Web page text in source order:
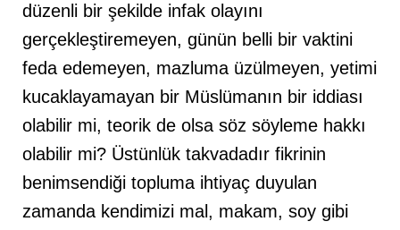
düzenli bir şekilde infak olayını
gerçekleştiremeyen, günün belli bir vaktini
feda edemeyen, mazluma üzülmeyen, yetimi
kucaklayamayan bir Müslümanın bir iddiası
olabilir mi, teorik de olsa söz söyleme hakkı
olabilir mi? Üstünlük takvadadır fikrinin
benimsendiği topluma ihtiyaç duyulan
zamanda kendimizi mal, makam, soy gibi